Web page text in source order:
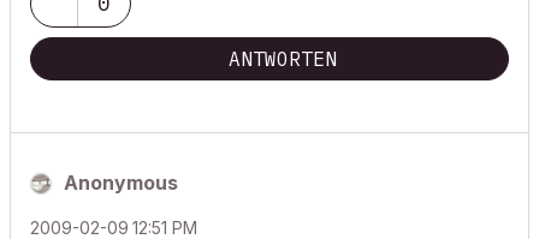
ANTWORTEN
Anonymous
‎2009-02-09 12:51 PM